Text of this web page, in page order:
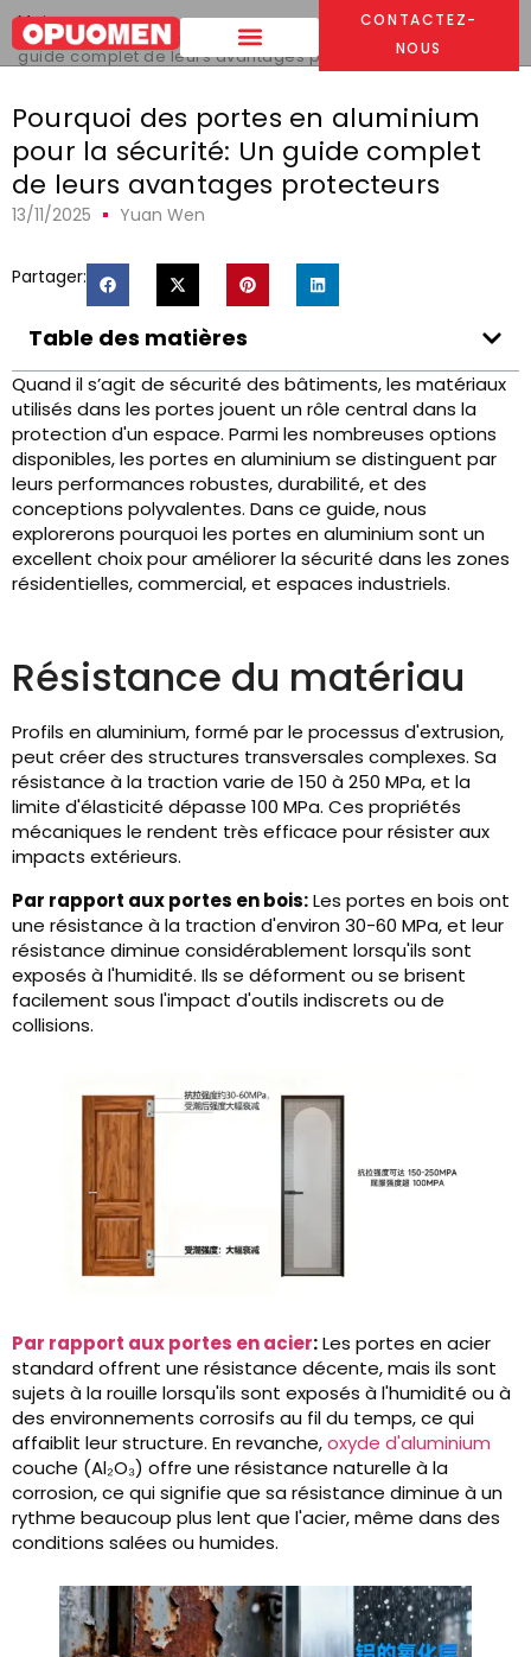
CONTACTEZ-
NOUS
Maison >
Pourquoi des portes en aluminium pour la sécurité: Un
guide complet de leurs avantages protecteurs
Pourquoi des portes en aluminium
pour la sécurité: Un guide complet
de leurs avantages protecteurs
13/11/2025 Yuan Wen
Partager:
Table des matières
Quand il s’agit de sécurité des bâtiments, les matériaux
utilisés dans les portes jouent un rôle central dans la
protection d'un espace. Parmi les nombreuses options
disponibles, les portes en aluminium se distinguent par
leurs performances robustes, durabilité, et des
conceptions polyvalentes. Dans ce guide, nous
explorerons pourquoi les portes en aluminium sont un
excellent choix pour améliorer la sécurité dans les zones
résidentielles, commercial, et espaces industriels.
Résistance du matériau
Profils en aluminium, formé par le processus d'extrusion,
peut créer des structures transversales complexes. Sa
résistance à la traction varie de 150 à 250 MPa, et la
limite d'élasticité dépasse 100 MPa. Ces propriétés
mécaniques le rendent très efficace pour résister aux
impacts extérieurs.
Par rapport aux portes en bois:Les portes en bois ont
une résistance à la traction d'environ 30-60 MPa, et leur
résistance diminue considérablement lorsqu'ils sont
exposés à l'humidité. Ils se déforment ou se brisent
facilement sous l'impact d'outils indiscrets ou de
collisions.
Par rapport aux portes en acier:Les portes en acier
standard offrent une résistance décente, mais ils sont
sujets à la rouille lorsqu'ils sont exposés à l'humidité ou à
des environnements corrosifs au fil du temps, ce qui
affaiblit leur structure. En revanche,oxyde d'aluminium
couche (Al₂O₃) offre une résistance naturelle à la
corrosion, ce qui signifie que sa résistance diminue à un
rythme beaucoup plus lent que l'acier, même dans des
conditions salées ou humides.